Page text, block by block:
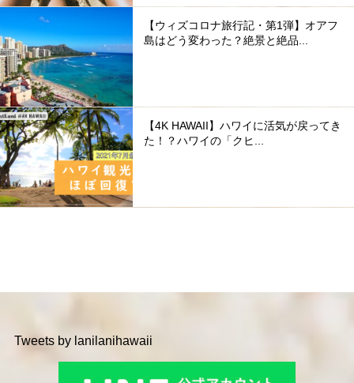
【ウィズコロナ旅行記・第1弾】オアフ
島はどう変わった？絶景と絶品...
【4K HAWAII】ハワイに活気が戻ってき
た！？ハワイの「クヒ...
Tweets by lanilanihawaii